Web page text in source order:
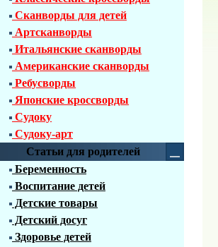
Сканворды для детей
Артсканворды
Итальянские сканворды
Американские сканворды
Ребусворды
Японские кроссворды
Судоку
Судоку-арт
Статьи для родителей
Беременность
Воспитание детей
Детские товары
Детский досуг
Здоровье детей